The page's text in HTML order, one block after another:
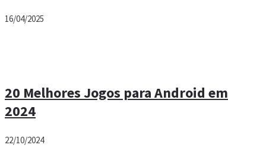
16/04/2025
20 Melhores Jogos para Android em
2024
22/10/2024